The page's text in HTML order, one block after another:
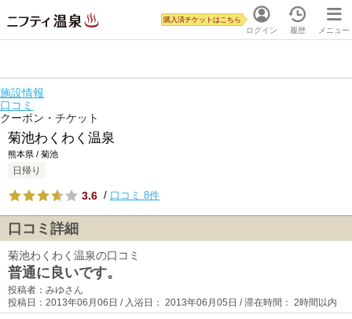
ログイン
購入済チケットはこちら
履歴 メニュー
施設情報
口コミ
クーポン・チケット
菊池わくわく温泉
熊本県 / 菊池
日帰り
3.6 / 口コミ 8件
口コミ詳細
菊池わくわく温泉の口コミ
普通に良いです。
投稿者：みゆさん
投稿日：2013年06月06日 / 入浴日： 2013年06月05日 / 滞在時間： 2時間以内